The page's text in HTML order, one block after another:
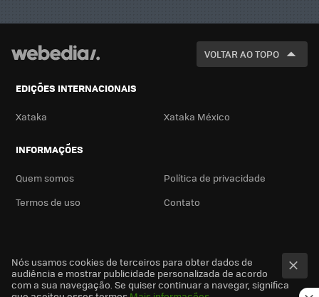
VOLTAR AO TOPO
EDIÇÕES INTERNACIONAIS
Xataka Xataka México
INFORMAÇÕES
Quem somos
Política de privacidade
Termos de uso
Contato
Nós usamos cookies de terceiros para obter dados de
audiência e mostrar publicidade personalizada de acordo
com a sua navegação. Se quiser continuar a navegar, significa